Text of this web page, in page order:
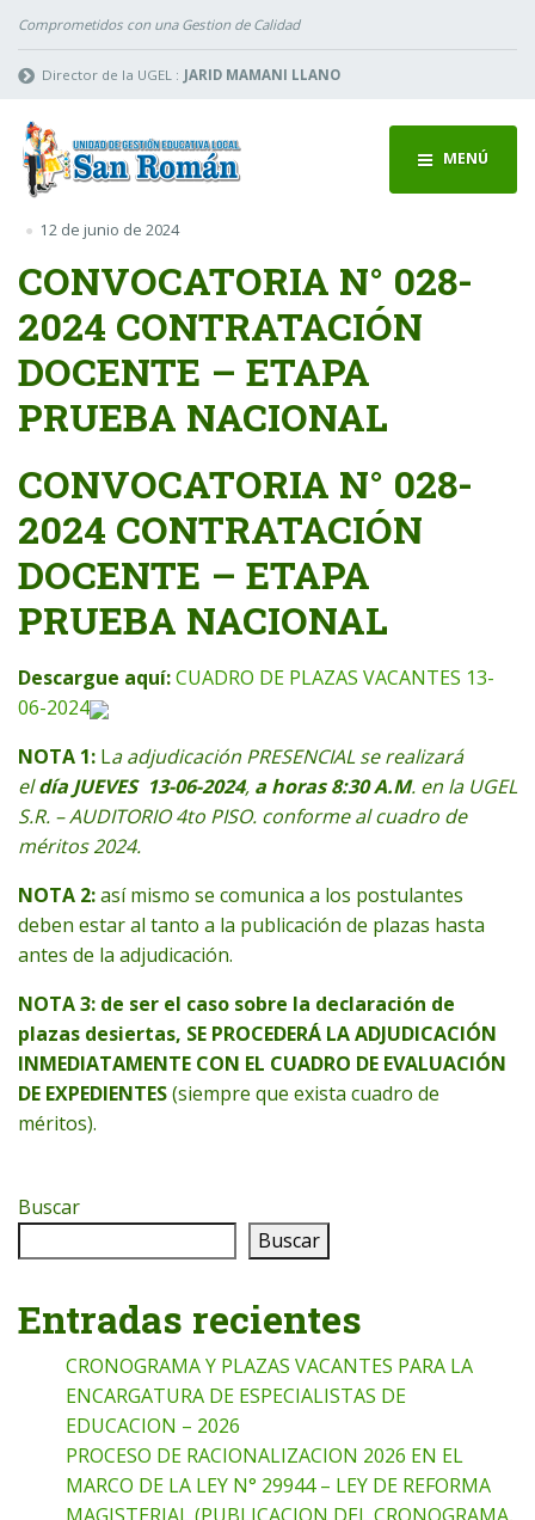
Comprometidos con una Gestion de Calidad
Director de la UGEL : JARID MAMANI LLANO
MENÚ
12 de junio de 2024
CONVOCATORIA N° 028-
2024 CONTRATACIÓN
DOCENTE – ETAPA
PRUEBA NACIONAL
CONVOCATORIA N° 028-
2024 CONTRATACIÓN
DOCENTE – ETAPA
PRUEBA NACIONAL
Descargue aquí:CUADRO DE PLAZAS VACANTES 13-
06-2024
NOTA 1: La adjudicación PRESENCIAL se realizará
eldía JUEVES 13-06-2024, a horas 8:30 A.M. en la UGEL
S.R. – AUDITORIO 4to PISO. conforme al cuadro de
méritos 2024.
NOTA 2:así mismo se comunica a los postulantes
deben estar al tanto a la publicación de plazas hasta
antes de la adjudicación.
NOTA 3: de ser el caso sobre la declaración de
plazas desiertas, SE PROCEDERÁ LA ADJUDICACIÓN
INMEDIATAMENTE CON EL CUADRO DE EVALUACIÓN
DE EXPEDIENTES(siempre que exista cuadro de
méritos).
Buscar
Buscar
Entradas recientes
CRONOGRAMA Y PLAZAS VACANTES PARA LA
ENCARGATURA DE ESPECIALISTAS DE
EDUCACION – 2026
PROCESO DE RACIONALIZACION 2026 EN EL
MARCO DE LA LEY N° 29944 – LEY DE REFORMA